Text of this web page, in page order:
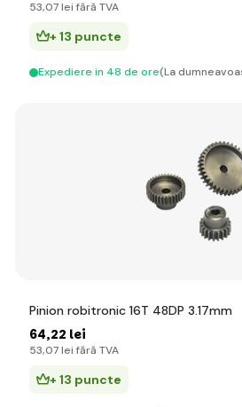
53,07 lei fără TVA
+ 13 puncte
Expediere in 48 de ore(La
Pinion robitronic 16T 48DP 3.17mm
64,22 lei
53,07 lei fără TVA
+ 13 puncte